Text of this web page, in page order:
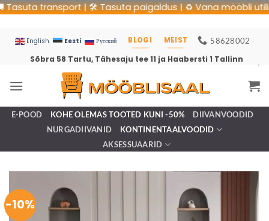
paigaldus |
English Eesti Русский BLOGI MEIST 58628002
Sõbra 58 Tartu, Tähesaju tee 11 ja Haabersti 1 Tallinn
E-POOD KOHE OLEMAS TOOTED KUNI -50%
DIIVANVOODID
NURGADIIVANID
KONTINENTAALVOODID
AKSESSUAARID
-10%